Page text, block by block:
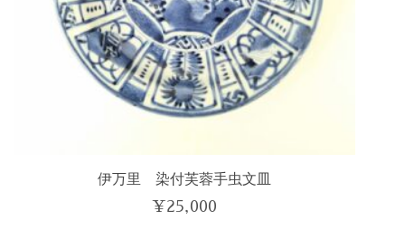
伊万里 染付芙蓉手虫文皿
¥25,000